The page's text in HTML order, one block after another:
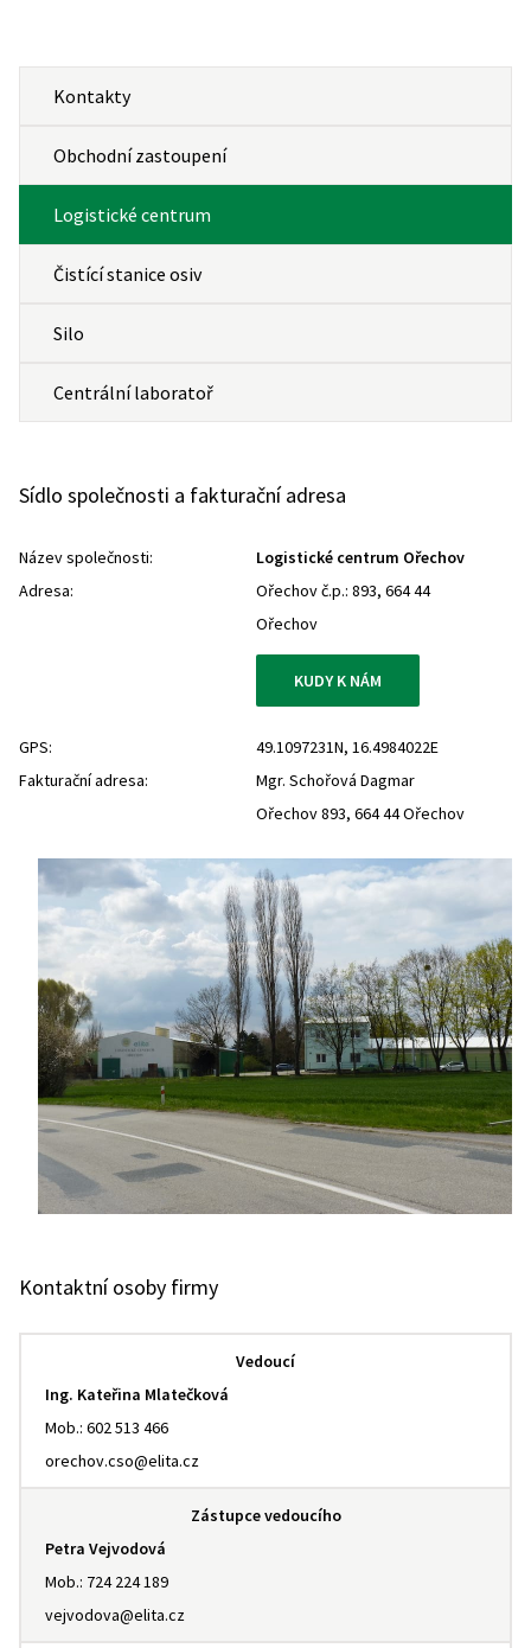
Kontakty
Obchodní zastoupení
Logistické centrum
Čistící stanice osiv
Silo
Centrální laboratoř
Sídlo společnosti a fakturační adresa
Název společnosti:
Logistické centrum Ořechov
Adresa:
Ořechov č.p.: 893, 664 44
Ořechov
KUDY K NÁM
GPS:
49.1097231N, 16.4984022E
Fakturační adresa:
Mgr. Schořová Dagmar
Ořechov 893, 664 44 Ořechov
Kontaktní osoby firmy
Vedoucí
Ing. Kateřina Mlatečková
Mob.: 602 513 466
orechov.cso@elita.cz
Zástupce vedoucího
Petra Vejvodová
Mob.: 724 224 189
vejvodova@elita.cz